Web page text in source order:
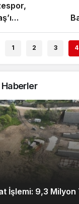
1 2 3 4
İşlemi: 9,3 Milyon